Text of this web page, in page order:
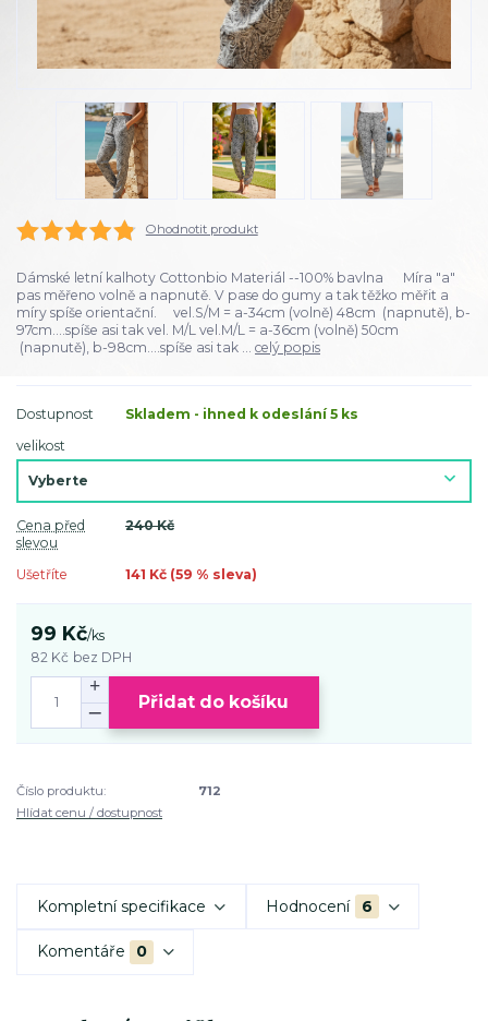
Ohodnotit produkt
Dámské letní kalhoty Cottonbio Materiál --100% bavlna Míra "a"
pas měřeno volně a napnutě. V pase do gumy a tak těžko měřit a
míry spíše orientační. vel.S/M = a-34cm (volně) 48cm (napnutě), b-
97cm....spíše asi tak vel. M/L vel.M/L = a-36cm (volně) 50cm
(napnutě), b-98cm....spíše asi tak ... celý popis
Dostupnost
Skladem - ihned k odeslání 5 ks
velikost
Cena před
slevou
240 Kč
Ušetříte 141 Kč (59 % sleva)
99 Kč/ks
82 Kč bez DPH
Přidat do košíku
Číslo produktu:
712
Hlídat cenu / dostupnost
Kompletní specifikace Hodnocení 6
Komentáře 0